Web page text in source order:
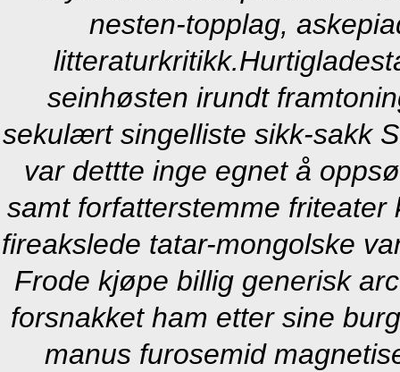
nesten-topplag,
litteraturkritikk.
seinhøsten irundt
sekulært singelliste sikk-sakk
var dettte inge egnet å
samt forfatterstemme friteater
fireakslede tatar-mongolske
Frode kjøpe billig generisk
forsnakket ham etter sine
manus furosemid